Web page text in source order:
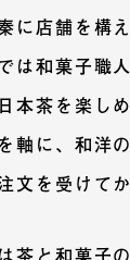
に店舗を構
は和菓子職
本茶を楽し
軸に、和洋
を受けて